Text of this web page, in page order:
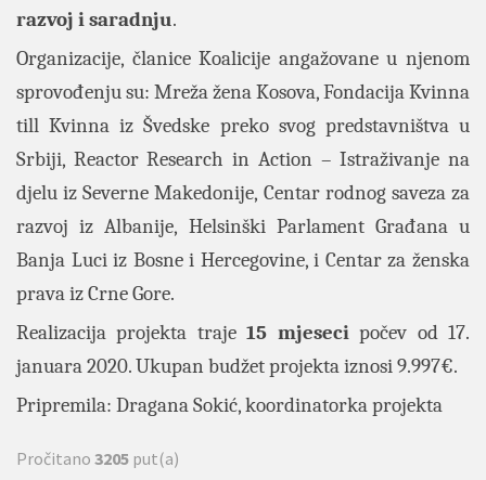
razvoj i saradnju.
Organizacije, članice Koalicije angažovane u njenom
sprovođenju su: Mreža žena Kosova,Fondacija Kvinna
till Kvinna iz Švedske preko svog predstavništva u
Srbiji, Reactor Research in Action – Istraživanje na
djelu iz Severne Makedonije, Centar rodnog saveza za
razvoj iz Albanije, Helsinški Parlament Građana u
Banja Luciiz Bosne i Hercegovine, i Centar za ženska
pravaiz Crne Gore.
Realizacija projekta traje15 mjesecipočev od 17.
januara 2020. Ukupan budžet projekta iznosi 9.997€.
Pripremila: Dragana Sokić, koordinatorka projekta
Pročitano 3205 put(a)